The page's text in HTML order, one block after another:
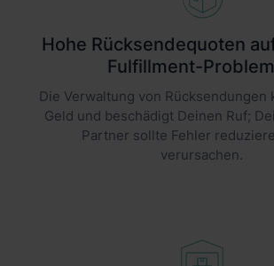
Hohe Rücksendequoten
Fulfillment-
Die Verwaltung von Rücksendungen
Geld und beschädigt Deinen Ruf;
Partner sollte Fehler
verursachen.